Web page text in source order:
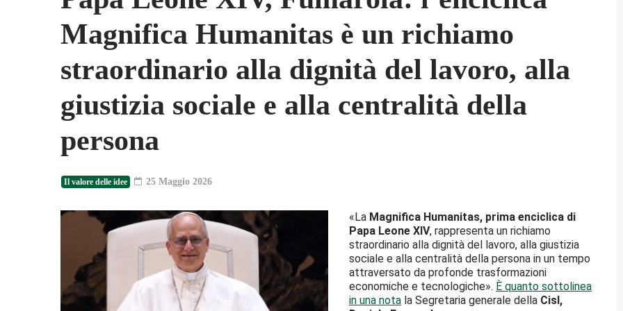
Magnifica Humanitas è un richiamo
straordinario alla dignità del lavoro, alla
giustizia sociale e alla centralità della
persona
Il valore delle idee 25 Maggio 2026
«La Magnifica Humanitas, prima enciclica di
Papa Leone XIV, rappresenta un richiamo
straordinario alla dignità del lavoro, alla giustizia
sociale e alla centralità della persona in un tempo
attraversato da profonde trasformazioni
economiche e tecnologiche». È quanto sottolinea
in una nota la Segretaria generale della Cisl,